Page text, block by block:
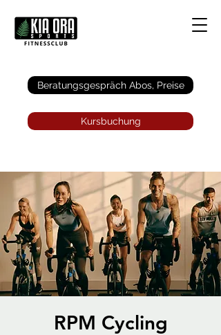
Beratungsgespräch Abos, Preise
Kursbuchung
RPM Cycling